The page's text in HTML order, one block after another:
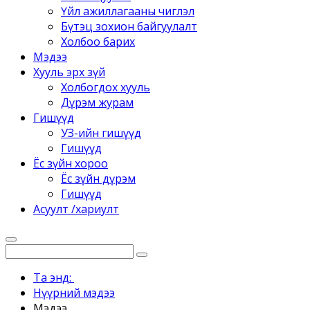
Үйл ажиллагааны чиглэл
Бүтэц зохион байгуулалт
Холбоо барих
Мэдээ
Хууль эрх зүй
Холбогдох хууль
Дүрэм журам
Гишүүд
УЗ-ийн гишүүд
Гишүүд
Ёс зүйн хороо
Ёс зүйн дүрэм
Гишүүд
Асуулт /хариулт
Та энд:
Нүүрний мэдээ